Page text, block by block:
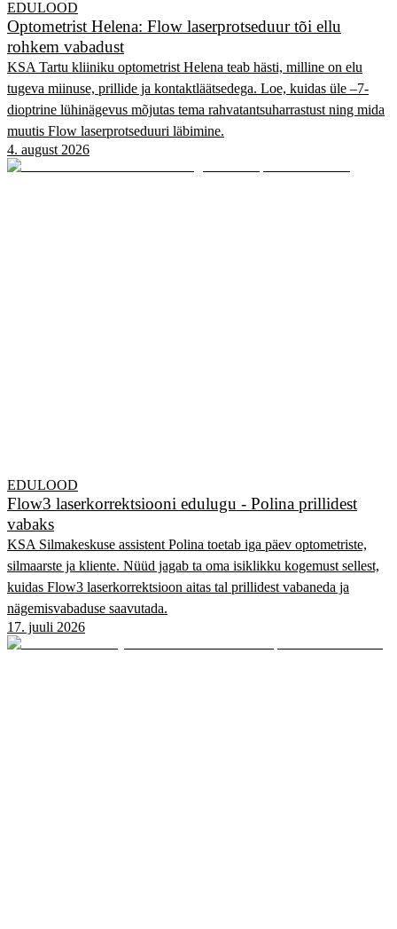
EDULOOD
Optometrist Helena: Flow laserprotseduur tõi ellu
rohkem vabadust
KSA Tartu kliiniku optometrist Helena teab hästi, milline on elu
tugeva miinuse, prillide ja kontaktläätsedega. Loe, kuidas üle –7-
dioptrine lühinägevus mõjutas tema rahvatantsuharrastust ning mida
muutis Flow laserprotseduuri läbimine.
4. august 2026
EDULOOD
Flow3 laserkorrektsiooni edulugu - Polina prillidest
vabaks
KSA Silmakeskuse assistent Polina toetab iga päev optometriste,
silmaarste ja kliente. Nüüd jagab ta oma isiklikku kogemust sellest,
kuidas Flow3 laserkorrektsioon aitas tal prillidest vabaneda ja
nägemisvabaduse saavutada.
17. juuli 2026